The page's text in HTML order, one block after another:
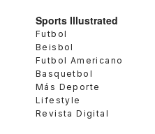
Sports Illustrated
Futbol
Beisbol
Futbol Americano
Basquetbol
Más Deporte
Lifestyle
Revista Digital